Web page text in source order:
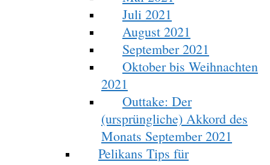
Juli 2021
August 2021
September 2021
Oktober bis Weihnachten
2021
Outtake: Der
(ursprüngliche) Akkord des
Monats September 2021
Pelikans Tips für